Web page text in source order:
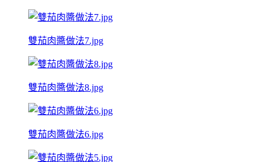
雙茄肉醬做法7.jpg
雙茄肉醬做法8.jpg
雙茄肉醬做法6.jpg